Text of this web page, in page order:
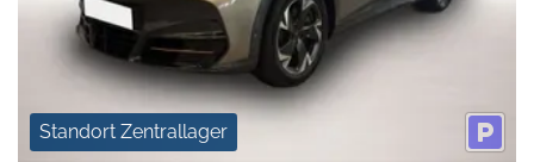
Standort Zentrallager